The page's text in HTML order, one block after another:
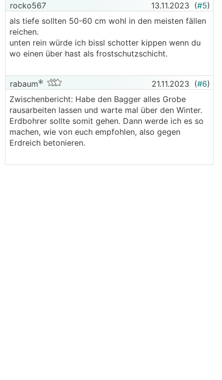
rocko567 13.11.2023 (#5)
als tiefe sollten 50-60 cm wohl in den meisten fällen
reichen.
unten rein würde ich bissl schotter kippen wenn du
wo einen über hast als frostschutzschicht.
rabaum 21.11.2023 (#6)
Zwischenbericht: Habe den Bagger alles Grobe
rausarbeiten lassen und warte mal über den Winter.
Erdbohrer sollte somit gehen. Dann werde ich es so
machen, wie von euch empfohlen, also gegen
Erdreich betonieren.